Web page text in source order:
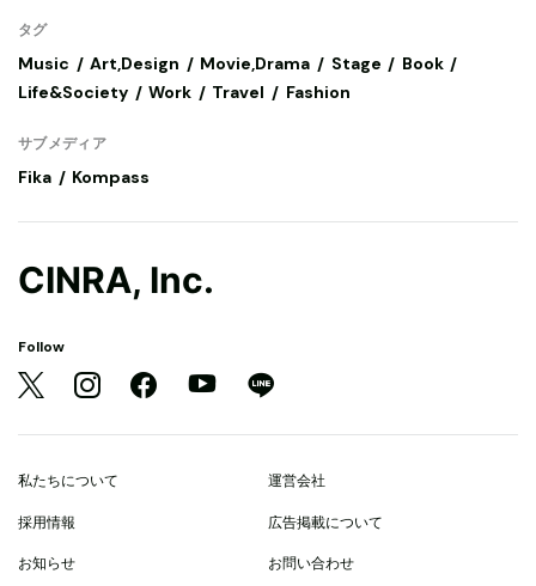
タグ
Music Art,Design Movie,Drama Stage
Book
Life&Society
Work Travel Fashion
サブメディア
Fika Kompass
CINRA, Inc.
Follow
私たちについて 運営会社
採用情報 広告掲載について
お知らせ お問い合わせ